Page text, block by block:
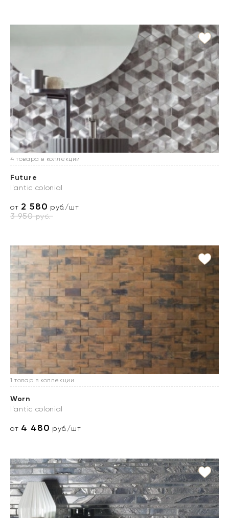
4 товара в коллекции
Future
l'antic colonial
от 2 580 руб./шт
3 950руб.
1 товар в коллекции
Worn
l'antic colonial
от 4 480 руб./шт